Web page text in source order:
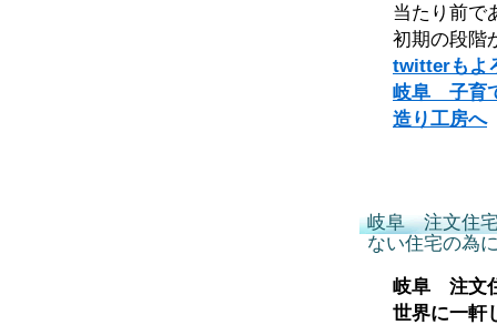
当たり前で
初期の段階
twitterもよ
岐阜 子育
造り工房へ
岐阜 注文住
ない住宅の為
岐阜 注文
世界に一軒